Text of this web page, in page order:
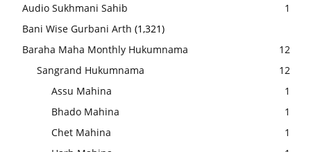
Audio Sukhmani Sahib
1
Bani Wise Gurbani Arth (1,321)
Baraha Maha Monthly Hukumnama
12
Sangrand Hukumnama
12
Assu Mahina
1
Bhado Mahina
1
Chet Mahina
1